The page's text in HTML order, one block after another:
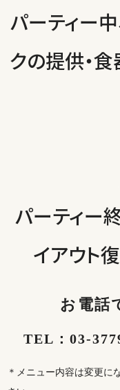
パーティー中
クの提供・
パーティー
イアウト
お電話
TEL： 03-
＊メニュー内容は変更に